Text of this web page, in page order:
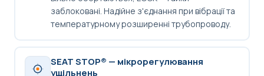
заблоковані. Надійне з'єднання при вібрації та
температурному розширенні трубопроводу.
SEAT STOP® — мікрорегулювання
ущільнень